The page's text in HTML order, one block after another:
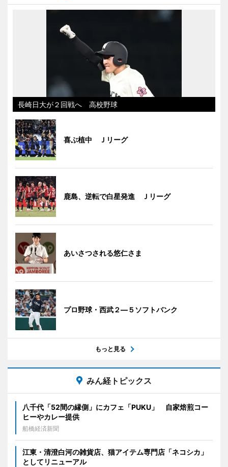
長崎日大が２回戦へ 高校野球
喜ぶ植中 Ｊリーグ
鹿島、逆転で白星発進 Ｊリーグ
あいさつされる悠仁さま
プロ野球・西武２―５ソフトバンク
もっと見る
みん経トピックス
八千代「52間の縁側」にカフェ「PUKU」 自家焙煎コー
ヒーやカレー提供
船橋経済新聞
江東・清澄白河の雑貨店、猫アイテム専門店「ネコシカ」
としてリニューアル